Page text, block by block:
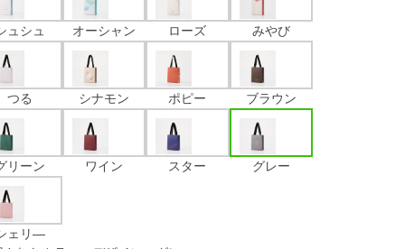
ュシュ オーシャン ローズ みやび
つる シナモン ポピー ブラウン
リーン ワイン スター グレー
ェリ―